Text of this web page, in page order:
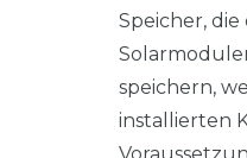
Speicher,
speichern,
installierten